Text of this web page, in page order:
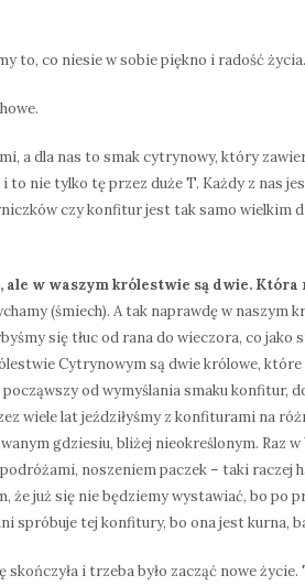
to, co niesie w sobie piękno i radość życia.
a dla nas to smak cytrynowy, który
to nie tylko tę przez duże T. Każdy z nas
czy konfitur jest tak samo wielkim
w waszym królestwie są dwie. Która
(śmiech). A tak naprawdę w naszym
się tłuc od rana do wieczora, co
Cytrynowym są dwie królowe,
od wymyślania smaku konfitur,
wiele lat jeździłyśmy z konfiturami na
gdziesiu, bliżej nieokreślonym. Raz
noszeniem paczek – taki raczej
że już się nie będziemy wystawiać, bo po
spróbuje tej konfitury, bo ona jest kurna,
i trzeba było zacząć nowe życie.